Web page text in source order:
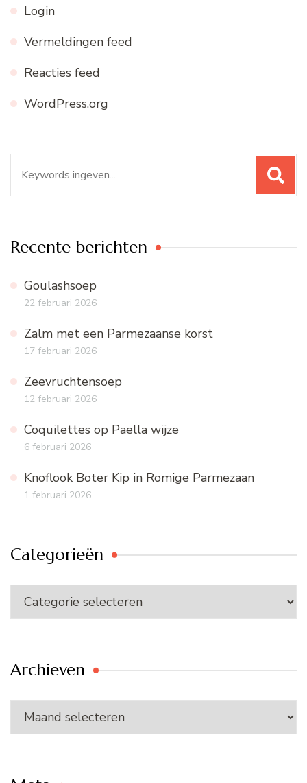
Login
Vermeldingen feed
Reacties feed
WordPress.org
naar:
Recente berichten
Goulashsoep
22 februari 2026
Zalm met een Parmezaanse korst
17 februari 2026
Zeevruchtensoep
12 februari 2026
Coquilettes op Paella wijze
6 februari 2026
Knoflook Boter Kip in Romige Parmezaan
1 februari 2026
Categorieën
Categorieën
Archieven
Archieven